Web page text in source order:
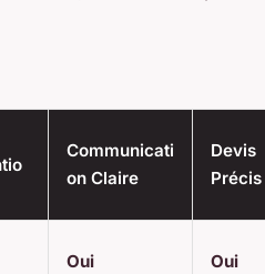
Communicati
on Claire
Devis
Précis
Oui Oui